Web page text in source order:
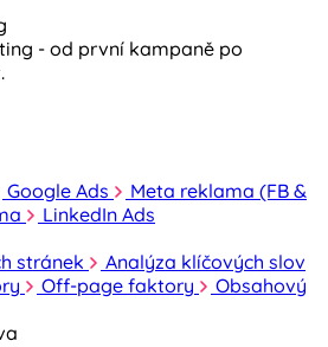
- od první kampaně po
Google Ads
Meta reklama (FB &
LinkedIn Ads
stránek
Analýza klíčových slov
Off-page faktory
Obsahový